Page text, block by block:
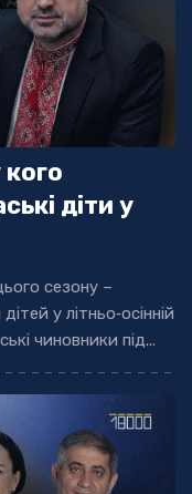
кого
діти у
сезону –
у літньо‐осінній
чиновники під...